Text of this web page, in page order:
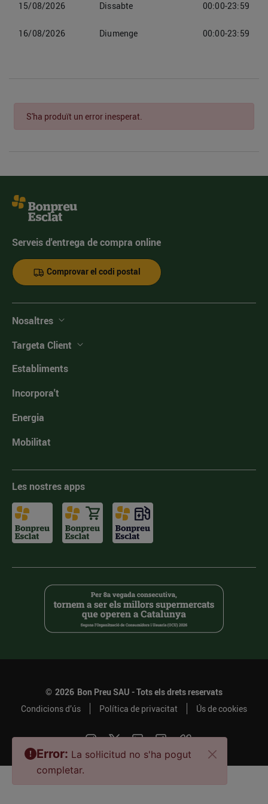
15/08/2026 Dissabte 00:00-23:59
16/08/2026 Diumenge 00:00-23:59
S'ha produït un error inesperat.
Serveis d'entrega de compra online
Comprovar el codi postal
Nosaltres
Targeta Client
Establiments
Incorpora't
Energia
Mobilitat
Les nostres apps
© 2026 Bon Preu SAU - Tots els drets reservats
Condicions d’ús
Política de privacitat Ús de cookies
Error: La sol·licitud no s'ha pogut
completar.